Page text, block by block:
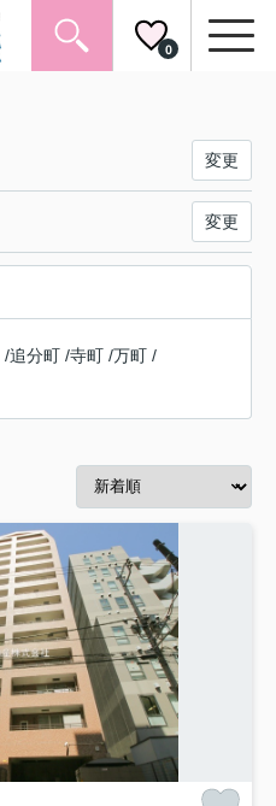
0
変更
変更
/追分町 /寺町 /万町 /